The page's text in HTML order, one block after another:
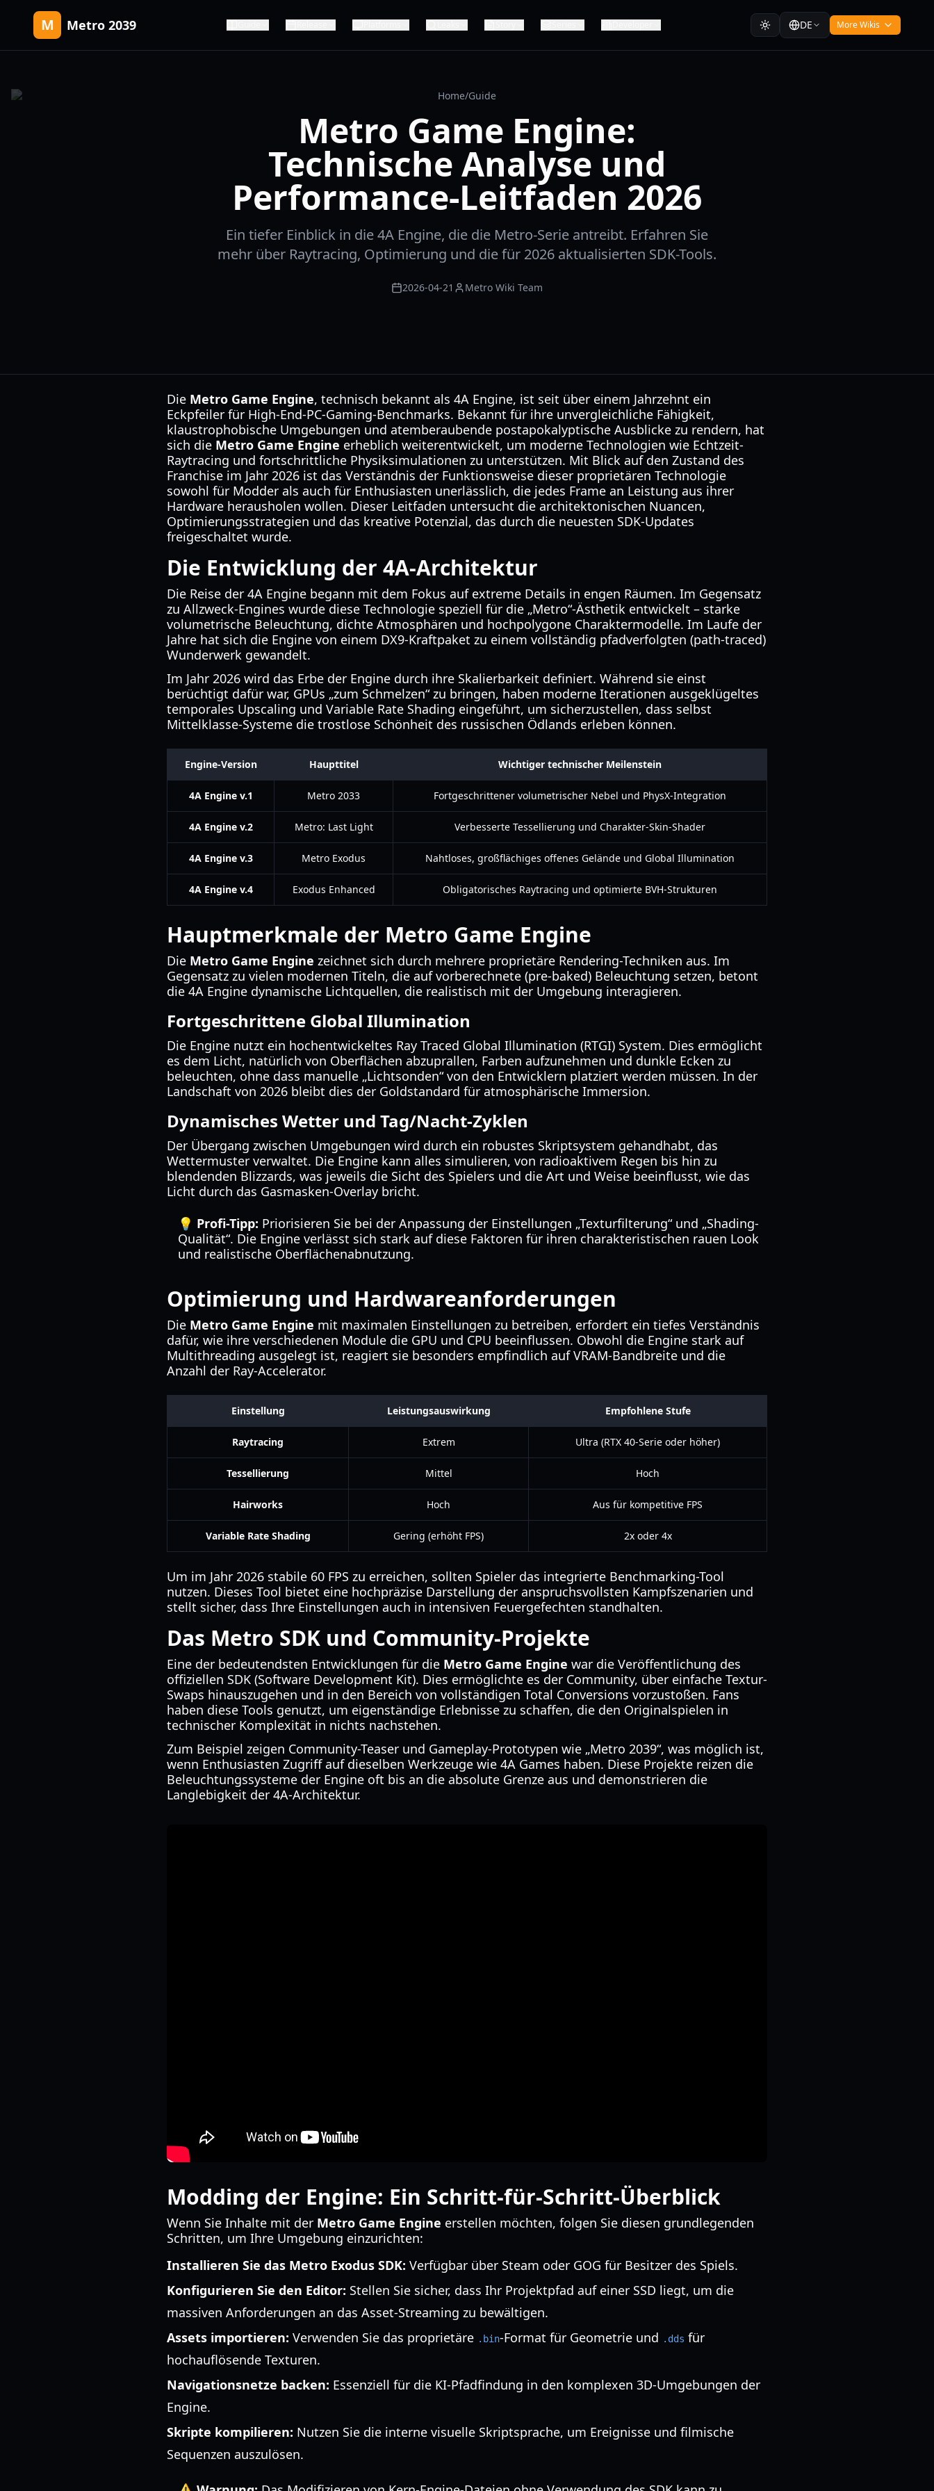
M Metro 2039 DE More Wikis
Home/Guide
Metro Game Engine:
Technische Analyse und
Performance-Leitfaden 2026
Ein tiefer Einblick in die 4A Engine, die die Metro-Serie antreibt. Erfahren Sie
mehr über Raytracing, Optimierung und die für 2026 aktualisierten SDK-Tools.
2026-04-21 Metro Wiki Team
Die Metro Game Engine, technisch bekannt als 4A Engine, ist seit über einem Jahrzehnt ein
Eckpfeiler für High-End-PC-Gaming-Benchmarks. Bekannt für ihre unvergleichliche Fähigkeit,
klaustrophobische Umgebungen und atemberaubende postapokalyptische Ausblicke zu rendern, hat
sich die Metro Game Engine erheblich weiterentwickelt, um moderne Technologien wie Echtzeit-
Raytracing und fortschrittliche Physiksimulationen zu unterstützen. Mit Blick auf den Zustand des
Franchise im Jahr 2026 ist das Verständnis der Funktionsweise dieser proprietären Technologie
sowohl für Modder als auch für Enthusiasten unerlässlich, die jedes Frame an Leistung aus ihrer
Hardware herausholen wollen. Dieser Leitfaden untersucht die architektonischen Nuancen,
Optimierungsstrategien und das kreative Potenzial, das durch die neuesten SDK-Updates
freigeschaltet wurde.
Die Entwicklung der 4A-Architektur
Die Reise der 4A Engine begann mit dem Fokus auf extreme Details in engen Räumen. Im Gegensatz
zu Allzweck-Engines wurde diese Technologie speziell für die „Metro“-Ästhetik entwickelt – starke
volumetrische Beleuchtung, dichte Atmosphären und hochpolygone Charaktermodelle. Im Laufe der
Jahre hat sich die Engine von einem DX9-Kraftpaket zu einem vollständig pfadverfolgten (path-traced)
Wunderwerk gewandelt.
Im Jahr 2026 wird das Erbe der Engine durch ihre Skalierbarkeit definiert. Während sie einst
berüchtigt dafür war, GPUs „zum Schmelzen“ zu bringen, haben moderne Iterationen ausgeklügeltes
temporales Upscaling und Variable Rate Shading eingeführt, um sicherzustellen, dass selbst
Mittelklasse-Systeme die trostlose Schönheit des russischen Ödlands erleben können.
Engine-Version Haupttitel Wichtiger technischer Meilenstein
4A Engine v.1 Metro 2033 Fortgeschrittener volumetrischer Nebel und PhysX-Integration
4A Engine v.2 Metro: Last Light Verbesserte Tessellierung und Charakter-Skin-Shader
4A Engine v.3 Metro Exodus Nahtloses, großflächiges offenes Gelände und Global Illumination
4A Engine v.4 Exodus Enhanced Obligatorisches Raytracing und optimierte BVH-Strukturen
Hauptmerkmale der Metro Game Engine
Die Metro Game Engine zeichnet sich durch mehrere proprietäre Rendering-Techniken aus. Im
Gegensatz zu vielen modernen Titeln, die auf vorberechnete (pre-baked) Beleuchtung setzen, betont
die 4A Engine dynamische Lichtquellen, die realistisch mit der Umgebung interagieren.
Fortgeschrittene Global Illumination
Die Engine nutzt ein hochentwickeltes Ray Traced Global Illumination (RTGI) System. Dies ermöglicht
es dem Licht, natürlich von Oberflächen abzuprallen, Farben aufzunehmen und dunkle Ecken zu
beleuchten, ohne dass manuelle „Lichtsonden“ von den Entwicklern platziert werden müssen. In der
Landschaft von 2026 bleibt dies der Goldstandard für atmosphärische Immersion.
Dynamisches Wetter und Tag/Nacht-Zyklen
Der Übergang zwischen Umgebungen wird durch ein robustes Skriptsystem gehandhabt, das
Wettermuster verwaltet. Die Engine kann alles simulieren, von radioaktivem Regen bis hin zu
blendenden Blizzards, was jeweils die Sicht des Spielers und die Art und Weise beeinflusst, wie das
Licht durch das Gasmasken-Overlay bricht.
💡 Profi-Tipp: Priorisieren Sie bei der Anpassung der Einstellungen „Texturfilterung“ und „Shading-
Qualität“. Die Engine verlässt sich stark auf diese Faktoren für ihren charakteristischen rauen Look
und realistische Oberflächenabnutzung.
Optimierung und Hardwareanforderungen
Die Metro Game Engine mit maximalen Einstellungen zu betreiben, erfordert ein tiefes Verständnis
dafür, wie ihre verschiedenen Module die GPU und CPU beeinflussen. Obwohl die Engine stark auf
Multithreading ausgelegt ist, reagiert sie besonders empfindlich auf VRAM-Bandbreite und die
Anzahl der Ray-Accelerator.
Einstellung Leistungsauswirkung Empfohlene Stufe
Raytracing Extrem Ultra (RTX 40-Serie oder höher)
Tessellierung Mittel Hoch
Hairworks Hoch Aus für kompetitive FPS
Variable Rate Shading Gering (erhöht FPS) 2x oder 4x
Um im Jahr 2026 stabile 60 FPS zu erreichen, sollten Spieler das integrierte Benchmarking-Tool
nutzen. Dieses Tool bietet eine hochpräzise Darstellung der anspruchsvollsten Kampfszenarien und
stellt sicher, dass Ihre Einstellungen auch in intensiven Feuergefechten standhalten.
Das Metro SDK und Community-Projekte
Eine der bedeutendsten Entwicklungen für die Metro Game Engine war die Veröffentlichung des
offiziellen SDK (Software Development Kit). Dies ermöglichte es der Community, über einfache Textur-
Swaps hinauszugehen und in den Bereich von vollständigen Total Conversions vorzustoßen. Fans
haben diese Tools genutzt, um eigenständige Erlebnisse zu schaffen, die den Originalspielen in
technischer Komplexität in nichts nachstehen.
Zum Beispiel zeigen Community-Teaser und Gameplay-Prototypen wie „Metro 2039“, was möglich ist,
wenn Enthusiasten Zugriff auf dieselben Werkzeuge wie 4A Games haben. Diese Projekte reizen die
Beleuchtungssysteme der Engine oft bis an die absolute Grenze aus und demonstrieren die
Langlebigkeit der 4A-Architektur.
Modding der Engine: Ein Schritt-für-Schritt-Überblick
Wenn Sie Inhalte mit der Metro Game Engine erstellen möchten, folgen Sie diesen grundlegenden
Schritten, um Ihre Umgebung einzurichten:
Installieren Sie das Metro Exodus SDK: Verfügbar über Steam oder GOG für Besitzer des Spiels.
Konfigurieren Sie den Editor: Stellen Sie sicher, dass Ihr Projektpfad auf einer SSD liegt, um die
massiven Anforderungen an das Asset-Streaming zu bewältigen.
Assets importieren: Verwenden Sie das proprietäre .bin-Format für Geometrie und .dds für
hochauflösende Texturen.
Navigationsnetze backen: Essenziell für die KI-Pfadfindung in den komplexen 3D-Umgebungen der
Engine.
Skripte kompilieren: Nutzen Sie die interne visuelle Skriptsprache, um Ereignisse und filmische
Sequenzen auszulösen.